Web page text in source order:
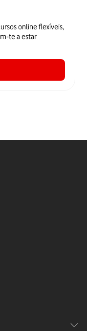
online flexíveis,
te a estar